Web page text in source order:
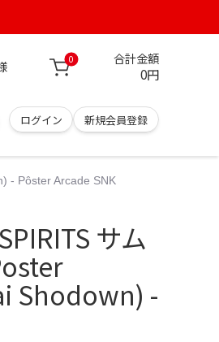
0 合計金額
0円
ログイン 新規会員登録
- Pôster Arcade SNK
サム
Shodown) -